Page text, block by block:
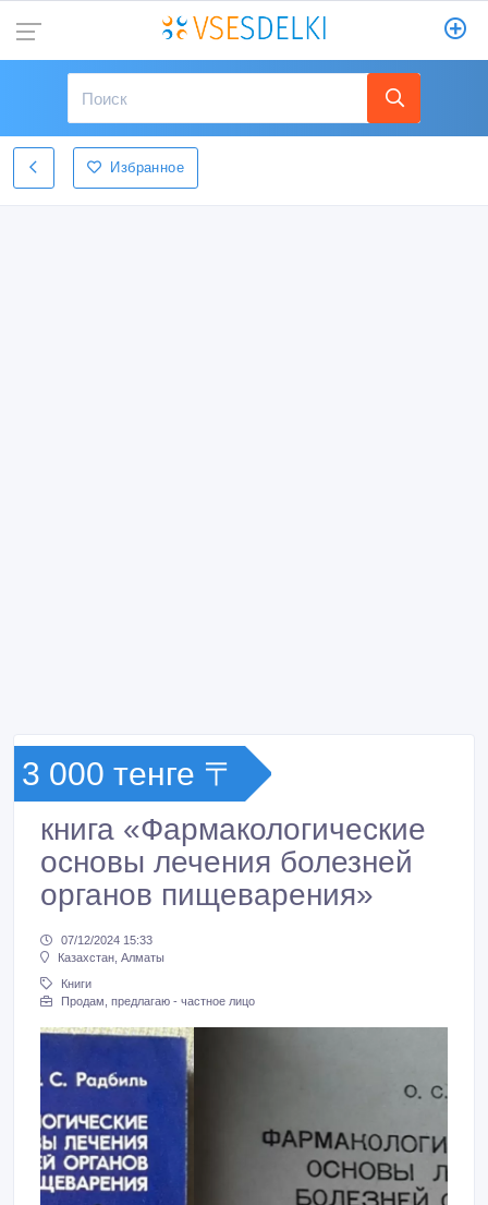
Избранное
3 000 тенге 〒
книга «Фармакологические
основы лечения болезней
органов пищеварения»
07/12/2024 15:33
Казахстан, Алматы
Книги
Продам, предлагаю - частное лицо